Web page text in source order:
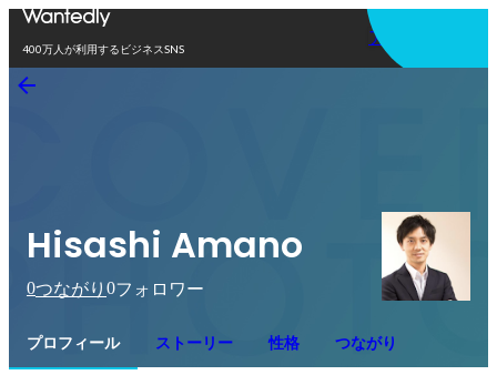
400万人が利用するビジネスSNS
アプリを使う
Hisashi Amano
0つながり 0フォロワー
プロフィール ストーリー 性格 つながり